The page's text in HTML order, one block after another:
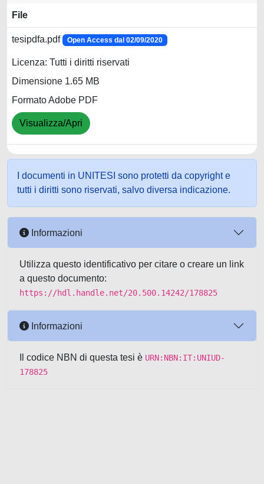
File
tesipdfa.pdf Open Access dal 02/09/2020
Licenza: Tutti i diritti riservati
Dimensione 1.65 MB
Formato Adobe PDF
Visualizza/Apri
I documenti in UNITESI sono protetti da copyright e
tutti i diritti sono riservati, salvo diversa indicazione.
Informazioni
Utilizza questo identificativo per citare o creare un link
a questo documento:
https://hdl.handle.net/20.500.14242/178825
Informazioni
Il codice NBN di questa tesi è URN:NBN:IT:UNIUD-
178825